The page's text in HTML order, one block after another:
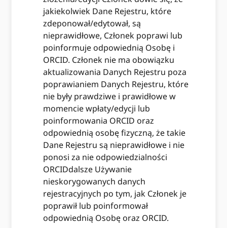
jakiekolwiek Dane Rejestru, które
zdeponował/edytował, są
nieprawidłowe, Członek poprawi lub
poinformuje odpowiednią Osobę i
ORCID. Członek nie ma obowiązku
aktualizowania Danych Rejestru poza
poprawianiem Danych Rejestru, które
nie były prawdziwe i prawidłowe w
momencie wpłaty/edycji lub
poinformowania ORCID oraz
odpowiednią osobę fizyczną, że takie
Dane Rejestru są nieprawidłowe i nie
ponosi za nie odpowiedzialności
ORCIDdalsze Używanie
nieskorygowanych danych
rejestracyjnych po tym, jak Członek je
poprawił lub poinformował
odpowiednią Osobę oraz ORCID.